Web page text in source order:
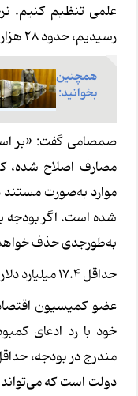
علمی تنظیم کنیم.
رسیدیم، حدود 28 هزار و 500 تومان است.»
همچنین
بخوانید:
صمصامی گفت: «بر
مصارف اصلاح
موارد به‌صورت مستند
شده است. اگر بودجه
به‌طورجدی حذف
حداقل 17.4 میلیارد دلار منابع ارزی در اختیار دولت
عضو کمیسیون
خود با رد ادعای
دولت است که می‌تواند